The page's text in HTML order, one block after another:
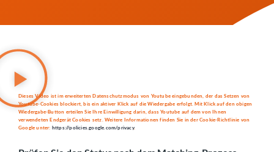
Dieses Video ist im erweiterten Datenschutzmodus von Youtube eingebunden, der das Setzen von
Youtube-Cookies blockiert, bis ein aktiver Klick auf die Wiedergabe erfolgt. Mit Klick auf den obigen
Wiedergabe-Button erteilen Sie Ihre Einwilligung darin, dass Youtube auf dem von Ihnen
verwendeten Endgerät Cookies setz. Weitere Informationen finden Sie in der Cookie-Richtlinie von
Google unter: https://policies.google.com/privacy.